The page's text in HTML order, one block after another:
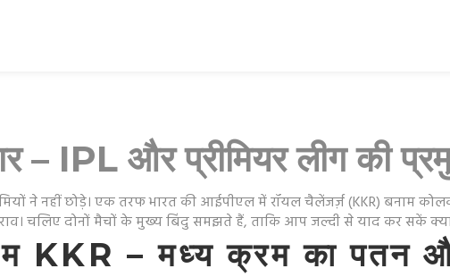
– IPL और प्रीमियर लीग की
ने नहीं छोड़े। एक तरफ भारत की आईपीएल में रॉयल चैलेंजर्ज़ (KKR) बनाम
चलिए दोनों मैचों के मुख्य बिंदु समझते हैं, ताकि आप जल्दी से याद कर सकें
KKR – मध्य क्रम का पतन